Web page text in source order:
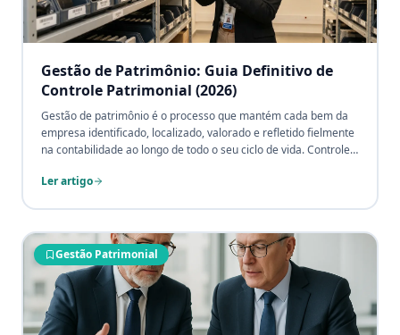
Gestão de Patrimônio: Guia Definitivo de
Controle Patrimonial (2026)
Gestão de patrimônio é o processo que mantém cada bem da
empresa identificado, localizado, valorado e refletido fielmente
na contabilidade ao longo de todo o seu ciclo de vida. Controle
mostra o que é, as 6 etapas da gestão patrimonial (inventário,
um exemplo de ROI baseado na redução de ativos fantasmas,
seguro e tributos, o papel do sistema de gestão patrimonial e
as perguntas mais frequentes — com CTA para a consultoria
patrimonial da CPCON. Por André Gonçalves, sócio CPCON e
contador registrado CRC-SP, com mais de três décadas e 4.500
projetos de campo.
Ler artigo
Gestão Patrimonial